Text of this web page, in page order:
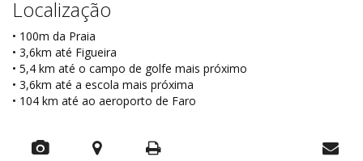
Localização
• 100m da Praia
• 3,6km até Figueira
• 5,4 km até o campo de golfe mais próximo
• 3,6km até a escola mais próxima
• 104 km até ao aeroporto de Faro